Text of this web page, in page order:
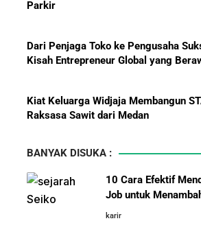
Menanti Solar
BBM?
Dari Penjaga Toko ke Pengusaha
Kiat Keluarga Widjaja Membangun
5 Karakter yang Membuat Bisnis
10 Hambatan Utama Pemasaran
Diselesaikan oleh AI
BANYAK DISUKA :
10 Cara Efektif
Job untuk
karir